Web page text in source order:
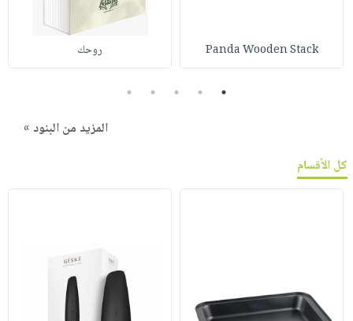
Panda Wooden Stack روحك
1
2
3
4
5
المزيد من البنود »
كل الأقسام